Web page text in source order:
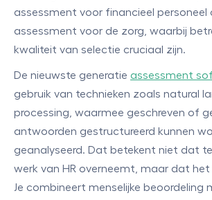
assessment voor financieel personeel
assessment voor de zorg, waarbij
kwaliteit van selectie cruciaal zijn.
De nieuwste generatie assessment
gebruik van technieken zoals natural
processing, waarmee geschreven of
antwoorden gestructureerd kunnen
geanalyseerd. Dat betekent niet dat
werk van HR overneemt, maar dat het
Je combineert menselijke beoordeling